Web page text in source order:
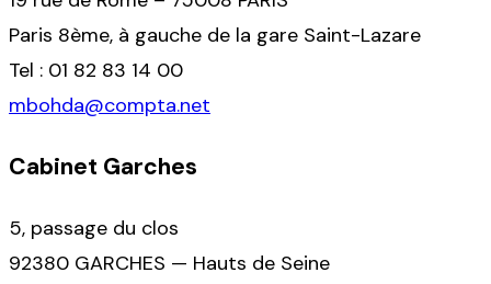
Paris 8ème, à gauche de la gare Saint-Lazare
Tel : 01 82 83 14 00
mbohda@compta.net
Cabinet Garches
5, passage du clos
92380 GARCHES — Hauts de Seine